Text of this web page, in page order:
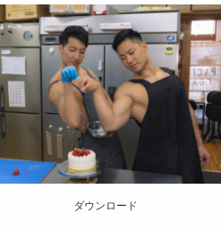
Update:2023.02.11
Category:
ケーキ屋さんのマッチョ
オレ
ンジの人 AKIHITO(細マッチョ)
TOSHI(大胸筋) 和白 (福岡)
ダウンロード
ダウンロード